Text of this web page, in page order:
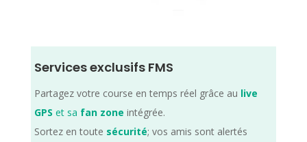
Services exclusifs FMS
Partagez votre course en temps réel grâce au live
GPS et sa fan zone intégrée.
Sortez en toute sécurité; vos amis sont alertés